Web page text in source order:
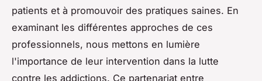
patients et à promouvoir des pratiques saines. En
examinant les différentes approches de ces
professionnels, nous mettons en lumière
l'importance de leur intervention dans la lutte
contre les addictions. Ce partenariat entre